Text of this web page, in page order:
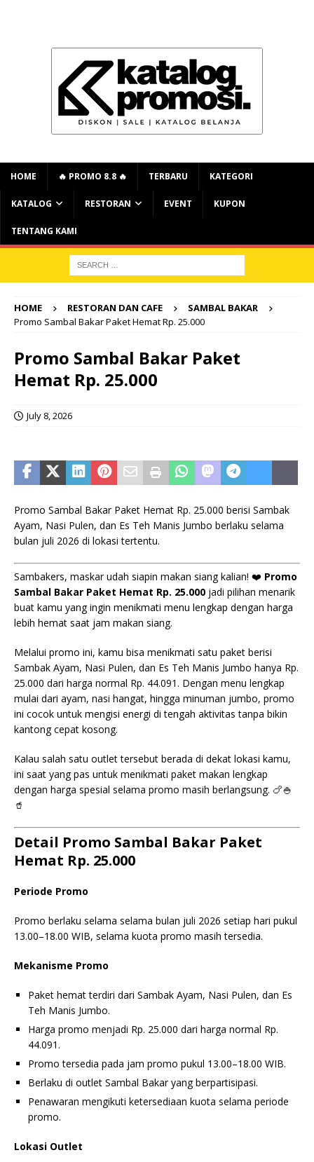
HOME 🔥 PROMO 8.8 🔥 TERBARU KATEGORI
KATALOG RESTORAN EVENT KUPON
TENTANG KAMI
HOME RESTORAN DAN CAFE
SAMBAL BAKAR
Promo Sambal Bakar Paket Hemat Rp. 25.000
Promo Sambal Bakar Paket
Hemat Rp. 25.000
July 8, 2026
Promo Sambal Bakar Paket Hemat Rp. 25.000 berisi Sambak
Ayam, Nasi Pulen, dan Es Teh Manis Jumbo berlaku selama
bulan juli 2026 di lokasi tertentu.
Sambakers, maskar udah siapin makan siang kalian! ❤️ Promo
Sambal Bakar Paket Hemat Rp. 25.000 jadi pilihan menarik
buat kamu yang ingin menikmati menu lengkap dengan harga
lebih hemat saat jam makan siang.
Melalui promo ini, kamu bisa menikmati satu paket berisi
Sambak Ayam, Nasi Pulen, dan Es Teh Manis Jumbo hanya Rp.
25.000 dari harga normal Rp. 44.091. Dengan menu lengkap
mulai dari ayam, nasi hangat, hingga minuman jumbo, promo
ini cocok untuk mengisi energi di tengah aktivitas tanpa bikin
kantong cepat kosong.
Kalau salah satu outlet tersebut berada di dekat lokasi kamu,
ini saat yang pas untuk menikmati paket makan lengkap
dengan harga spesial selama promo masih berlangsung. 🍗🍚
🥤
Detail Promo Sambal Bakar Paket
Hemat Rp. 25.000
Periode Promo
Promo berlaku selama selama bulan juli 2026 setiap hari pukul
13.00–18.00 WIB, selama kuota promo masih tersedia.
Mekanisme Promo
Paket hemat terdiri dari Sambak Ayam, Nasi Pulen, dan Es
Teh Manis Jumbo.
Harga promo menjadi Rp. 25.000 dari harga normal Rp.
44.091.
Promo tersedia pada jam promo pukul 13.00–18.00 WIB.
Berlaku di outlet Sambal Bakar yang berpartisipasi.
Penawaran mengikuti ketersediaan kuota selama periode
promo.
Lokasi Outlet